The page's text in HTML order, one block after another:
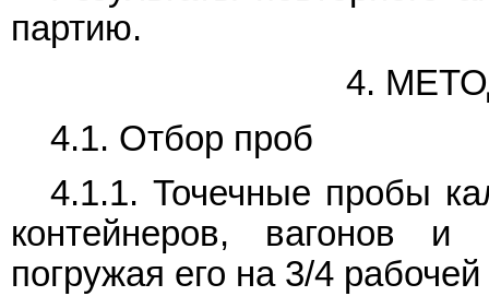
партию.
4.
4.1. Отбор проб
4.1.1. Точечные пробы
контейнеров, вагонов
погружая его на 3/4